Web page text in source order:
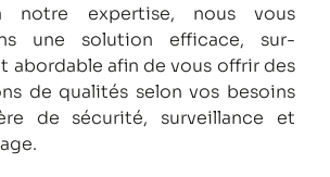
notre expertise, nous vous
une solution efficace, sur-
abordable afin de vous offrir des
de qualités selon vos besoins
de sécurité, surveillance et